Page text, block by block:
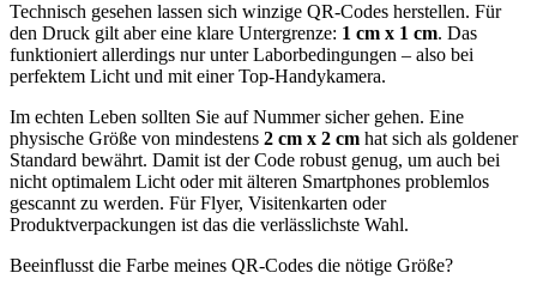
Technisch gesehen lassen sich winzige QR-Codes herstellen. Für
den Druck gilt aber eine klare Untergrenze: 1 cm x 1 cm. Das
funktioniert allerdings nur unter Laborbedingungen – also bei
perfektem Licht und mit einer Top-Handykamera.
Im echten Leben sollten Sie auf Nummer sicher gehen. Eine
physische Größe von mindestens 2 cm x 2 cm hat sich als goldener
Standard bewährt. Damit ist der Code robust genug, um auch bei
nicht optimalem Licht oder mit älteren Smartphones problemlos
gescannt zu werden. Für Flyer, Visitenkarten oder
Produktverpackungen ist das die verlässlichste Wahl.
Beeinflusst die Farbe meines QR-Codes die nötige Größe?